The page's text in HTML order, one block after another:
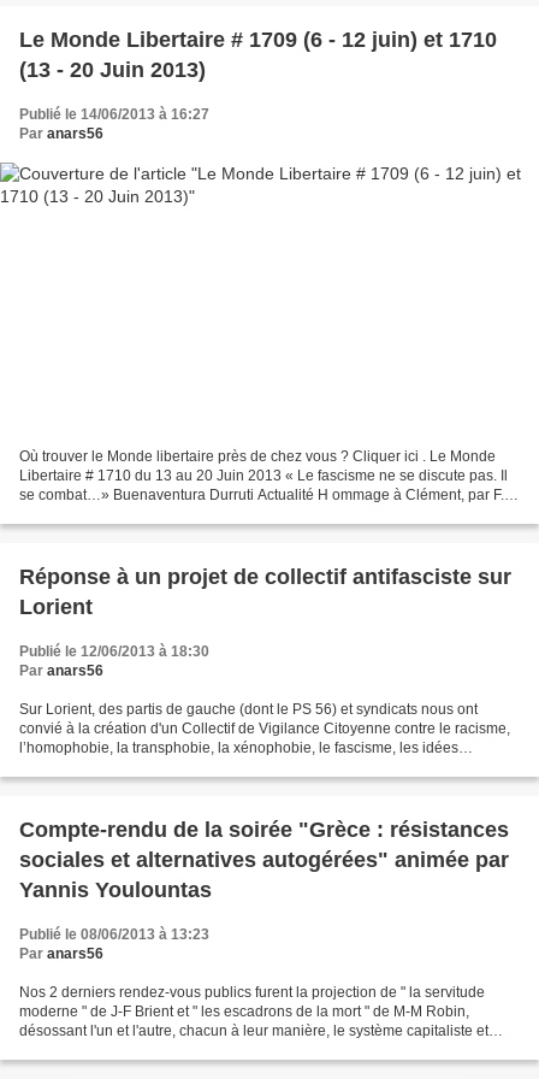
Le Monde Libertaire # 1709 (6 - 12 juin) et 1710
(13 - 20 Juin 2013)
Publié le 14/06/2013 à 16:27
Par anars56
Où trouver le Monde libertaire près de chez vous ? Cliquer ici . Le Monde
Libertaire # 1710 du 13 au 20 Juin 2013 « Le fascisme ne se discute pas. Il
se combat…» Buenaventura Durruti Actualité H ommage à Clément, par F.
Réponse à un projet de collectif antifasciste sur
Lorient
Publié le 12/06/2013 à 18:30
Par anars56
Sur Lorient, des partis de gauche (dont le PS 56) et syndicats nous ont
convié à la création d'un Collectif de Vigilance Citoyenne contre le racisme,
l’homophobie, la transphobie, la xénophobie, le fascisme, les idées
Compte-rendu de la soirée "Grèce : résistances
sociales et alternatives autogérées" animée par
Yannis Youlountas
Publié le 08/06/2013 à 13:23
Par anars56
Nos 2 derniers rendez-vous publics furent la projection de " la servitude
moderne " de J-F Brient et " les escadrons de la mort " de M-M Robin,
désossant l'un et l'autre, chacun à leur manière, le système capitaliste et